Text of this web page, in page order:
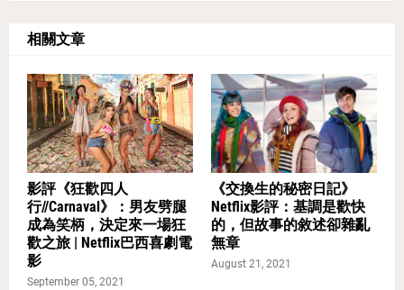
相關文章
影評《狂歡四人
行//Carnaval》：男友劈腿
成為笑柄，決定來一場狂
歡之旅 | Netflix巴西喜劇電
影
September 05, 2021
《交換生的秘密日記》
Netflix影評：基調是歡快
的，但故事的敘述卻雜亂
無章
August 21, 2021